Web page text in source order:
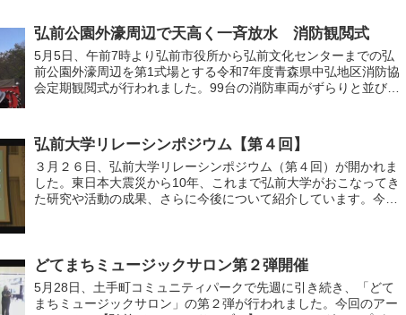
弘前公園外濠周辺で天高く一斉放水 消防観閲式
5月5日、午前7時より弘前市役所から弘前文化センターまでの弘
前公園外濠周辺を第1式場とする令和7年度青森県中弘地区消防協
会定期観閲式が行われました。99台の消防車両がずらりと並び、
弘前大学リレーシンポジウム【第４回】
３月２６日、弘前大学リレーシンポジウム（第４回）が開かれま
した。東日本大震災から10年、これまで弘前大学がおこなってき
た研究や活動の成果、さらに今後について紹介しています。今回
どてまちミュージックサロン第２弾開催
5月28日、土手町コミュニティパークで先週に引き続き、「どて
まちミュージックサロン」の第２弾が行われました。今回のアー